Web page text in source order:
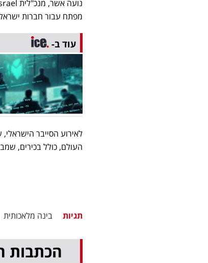
מפתח עבור חברות
עוד ב-
העולם, כולל בכירים,
תגיות בינה מלאכותית
הכתבות